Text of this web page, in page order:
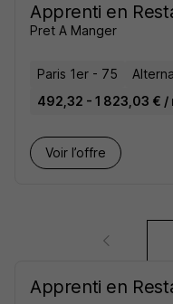
Apprenti en
Pret A Manger
Paris 1er - 75
492,32 - 1 823,03 € /
Voir l’offre
Apprenti en